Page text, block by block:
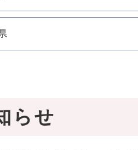
らせ